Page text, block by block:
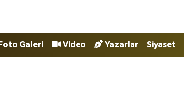
Foto Galeri Video Yazarlar Siyaset